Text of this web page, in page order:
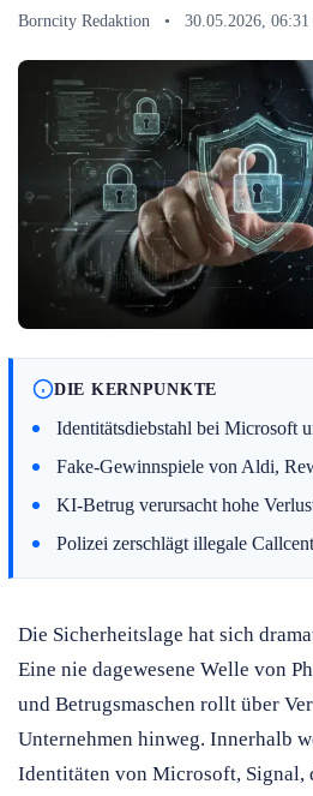
Borncity Redaktion • 30.05.2026,
DIE KERNPUNKTE
Identitätsdiebstahl bei Microsoft
Fake-Gewinnspiele von Aldi,
KI-Betrug verursacht hohe
Polizei zerschlägt illegale
Die Sicherheitslage hat sich
Eine nie dagewesene Welle von
und Betrugsmaschen rollt über
Unternehmen hinweg. Innerhalb
Identitäten von Microsoft, Signal,